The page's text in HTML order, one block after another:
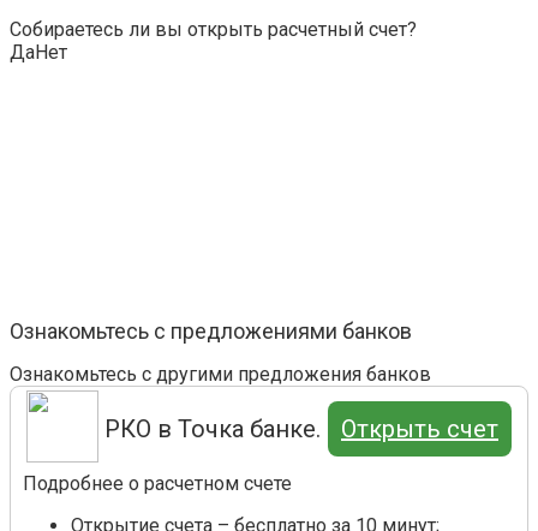
Собираетесь ли вы открыть расчетный счет?
ДаНет
Ознакомьтесь с предложениями банков
Ознакомьтесь с другими предложения банков
РКО в Точка банке. Открыть счет
Подробнее о расчетном счете
Открытие счета – бесплатно за 10 минут;